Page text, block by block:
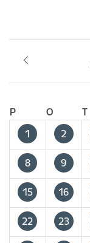
P O T
1
2
8 9
15 16
22 23